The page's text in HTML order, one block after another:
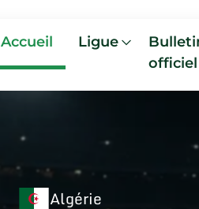
Accueil Ligue
officiel
Algérie